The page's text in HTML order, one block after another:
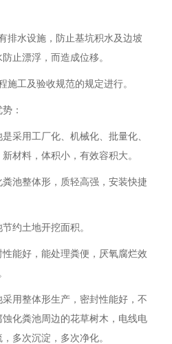
排水设施，防止基坑积水及边坡
止漂浮，而造成位移。
施工及验收规范的规定进行。
：
采用工厂化、机械化、批量化、
材料，体积小，有效容积大。
池整体形，质轻高强，安装快捷
约土地开挖面积。
能好，能处理粪便，厌氧腐烂效
用整体形生产，密封性能好，不
化粪池周边的花草树木，电线电
多次沉淀，多次净化。